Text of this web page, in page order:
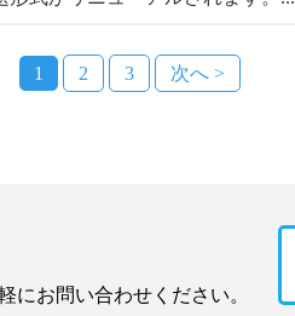
1 2 3 次へ >
にお問い合わせください。